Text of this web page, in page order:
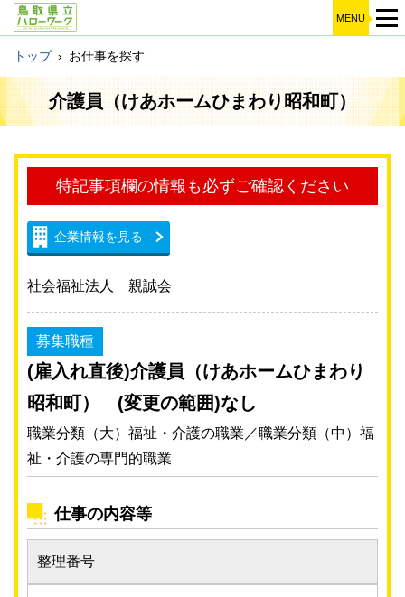
MENU
トップ › お仕事を探す
介護員（けあホームひまわり昭和町）
特記事項欄の情報も必ずご確認ください
企業情報を見る
社会福祉法人 親誠会
募集職種
(雇入れ直後)介護員（けあホームひまわり
昭和町） (変更の範囲)なし
職業分類（大）福祉・介護の職業／職業分類（中）福
祉・介護の専門的職業
仕事の内容等
整理番号